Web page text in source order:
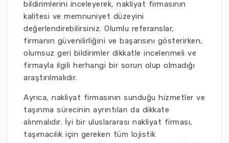
bildirimlerini inceleyerek, nakliyat firmasının
kalitesi ve memnuniyet düzeyini
değerlendirebilirsiniz. Olumlu referanslar,
firmanın güvenilirliğini ve başarısını gösterirken,
olumsuz geri bildirimler dikkatle incelenmeli ve
firmayla ilgili herhangi bir sorun olup olmadığı
araştırılmalıdır.
Ayrıca, nakliyat firmasının sunduğu hizmetler ve
taşınma sürecinin ayrıntıları da dikkate
alınmalıdır. İyi bir uluslararası nakliyat firması,
taşımacılık için gereken tüm lojistik